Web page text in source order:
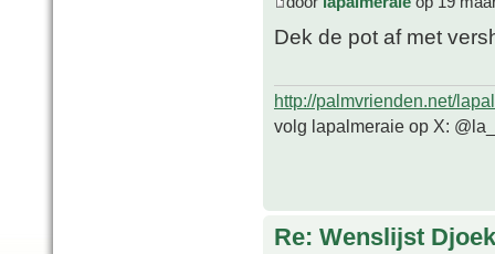
Dek de pot af met
http://palmvrienden.net/
volg lapalmeraie op X:
Re: Wenslijst